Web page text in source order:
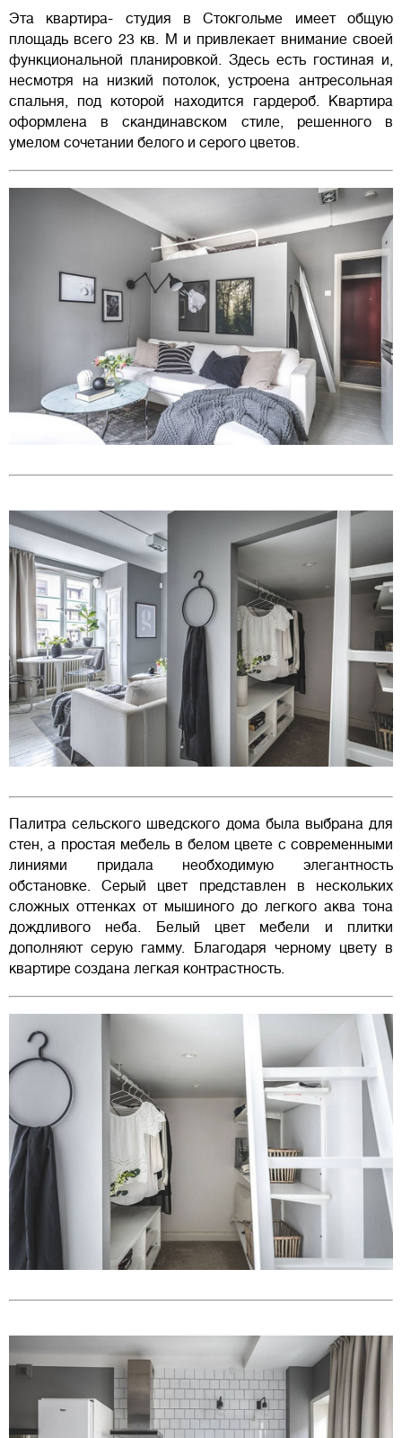
Эта квартира- студия в Стокгольме имеет общую
площадь всего 23 кв. М и привлекает внимание своей
функциональной планировкой. Здесь есть гостиная и,
несмотря на низкий потолок, устроена антресольная
спальня, под которой находится гардероб. Квартира
оформлена в скандинавском стиле, решенного в
умелом сочетании белого и серого цветов.
Палитра сельского шведского дома была выбрана для
стен, а простая мебель в белом цвете с современными
линиями придала необходимую элегантность
обстановке. Серый цвет представлен в нескольких
сложных оттенках от мышиного до легкого аква тона
дождливого неба. Белый цвет мебели и плитки
дополняют серую гамму. Благодаря черному цвету в
квартире создана легкая контрастность.